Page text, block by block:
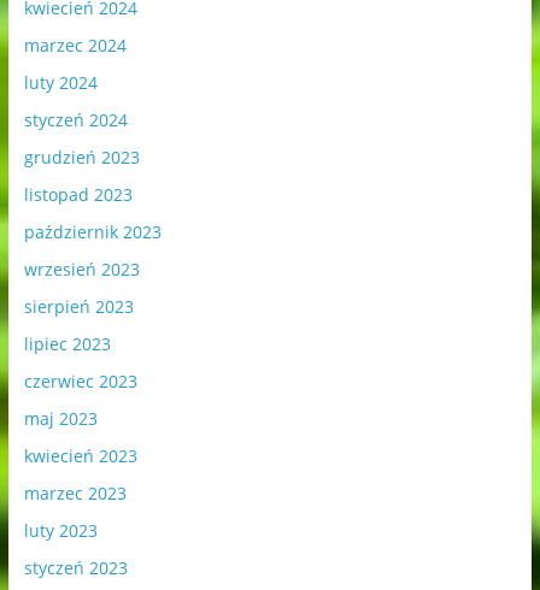
kwiecień 2024
marzec 2024
luty 2024
styczeń 2024
grudzień 2023
listopad 2023
październik 2023
wrzesień 2023
sierpień 2023
lipiec 2023
czerwiec 2023
maj 2023
kwiecień 2023
marzec 2023
luty 2023
styczeń 2023